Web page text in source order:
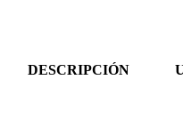
DESCRIPCIÓN